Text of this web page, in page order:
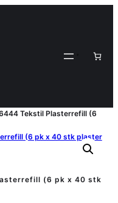
Tekstil Plasterrefill (6
(6 pk x 40 stk